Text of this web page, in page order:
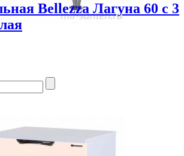
Bellezza Лагуна 60 с 3